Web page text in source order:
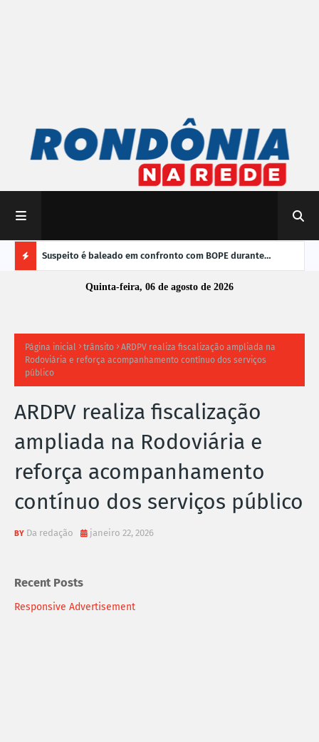
M
TÍ
Brasil Suspeito é baleado em confronto com BOPE durante
operação em Porto Velho
Quinta-feira, 06 de agosto de 2026
Página inicial trânsito
ARDPV realiza fiscalização ampliada na
Rodoviária e reforça acompanhamento contínuo dos serviços
público
ARDPV realiza fiscalização
ampliada na Rodoviária e
reforça acompanhamento
contínuo dos serviços público
Da redação janeiro 22, 2026
Recent Posts
Responsive Advertisement